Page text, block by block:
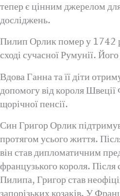
тепер є цінним джерелом
досліджень.
Пилип Орлик помер у 1742
сході сучасної Румунії.
Вдова Ганна та її діти
допомогу від короля Швеції
щорічної пенсії.
Син Григор Орлик
протягом усього життя.
він став дипломатичним
французького короля. Після
Пилипа, Григор став
запорізьких козаків. У